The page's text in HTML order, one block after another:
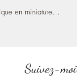
en miniature…
Suivez-moi